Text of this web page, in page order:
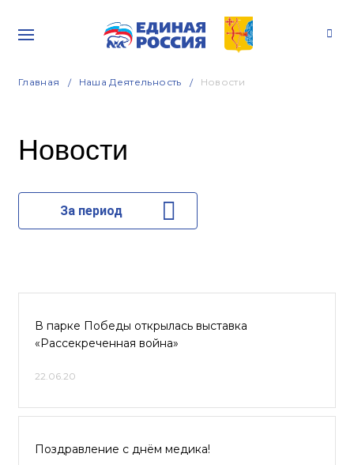
Главная Наша Деятельность Новости
Новости
За период
В парке Победы открылась выставка
«Рассекреченная война»
22.06.20
Поздравление с днём медика!